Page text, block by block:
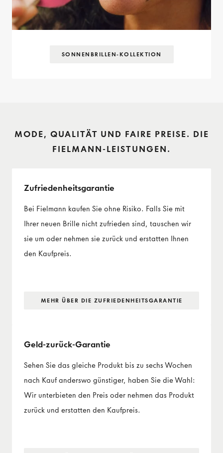
SONNENBRILLEN-KOLLEKTION
MODE, QUALITÄT UND FAIRE PREISE. DIE
FIELMANN-LEISTUNGEN.
Zufriedenheits­garantie
Bei Fielmann kaufen Sie ohne Risiko. Falls Sie mit
Ihrer neuen Brille nicht zufrieden sind, tauschen wir
sie um oder nehmen sie zurück und erstatten Ihnen
den Kaufpreis.
MEHR ÜBER DIE ZUFRIEDENHEITS­GARANTIE
Geld-zurück-Garantie
Sehen Sie das gleiche Produkt bis zu sechs Wochen
nach Kauf anderswo günstiger, haben Sie die Wahl:
Wir unterbieten den Preis oder nehmen das Produkt
zurück und erstatten den Kaufpreis.